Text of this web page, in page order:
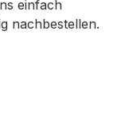
einfach
nachbestellen.